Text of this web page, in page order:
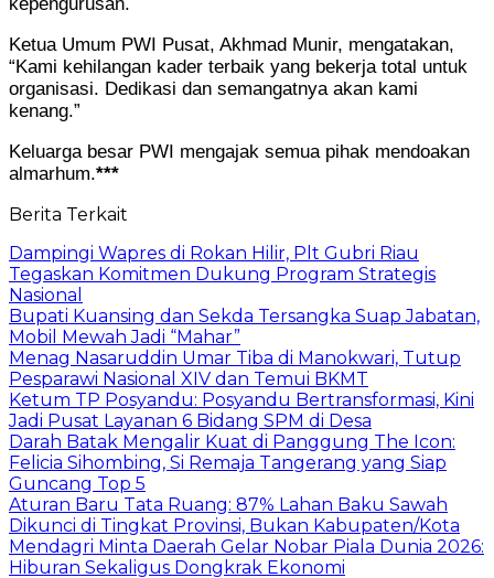
Ketua Umum PWI Pusat, Akhmad Munir, mengatakan,
“Kami kehilangan kader terbaik yang bekerja total untuk
organisasi. Dedikasi dan semangatnya akan kami
kenang.”
Keluarga besar PWI mengajak semua pihak mendoakan
almarhum.***
Berita Terkait
Dampingi Wapres di Rokan Hilir, Plt Gubri Riau
Tegaskan Komitmen Dukung Program Strategis
Nasional
Bupati Kuansing dan Sekda Tersangka Suap Jabatan,
Mobil Mewah Jadi “Mahar”
Menag Nasaruddin Umar Tiba di Manokwari, Tutup
Pesparawi Nasional XIV dan Temui BKMT
Ketum TP Posyandu: Posyandu Bertransformasi, Kini
Jadi Pusat Layanan 6 Bidang SPM di Desa
Darah Batak Mengalir Kuat di Panggung The Icon:
Felicia Sihombing, Si Remaja Tangerang yang Siap
Guncang Top 5
Aturan Baru Tata Ruang: 87% Lahan Baku Sawah
Dikunci di Tingkat Provinsi, Bukan Kabupaten/Kota
Mendagri Minta Daerah Gelar Nobar Piala Dunia 2026:
Hiburan Sekaligus Dongkrak Ekonomi